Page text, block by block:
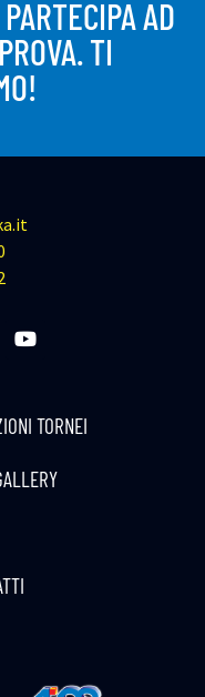
AD
TI
TORNEI